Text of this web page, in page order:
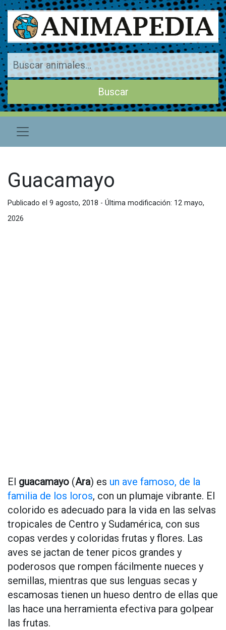
Guacamayo
Publicado el 9 agosto, 2018 - Última modificación: 12 mayo,
2026
El guacamayo (Ara) es un ave famoso, de la
familia de los loros, con un plumaje vibrante. El
colorido es adecuado para la vida en las selvas
tropicales de Centro y Sudamérica, con sus
copas verdes y coloridas frutas y flores. Las
aves se jactan de tener picos grandes y
poderosos que rompen fácilmente nueces y
semillas, mientras que sus lenguas secas y
escamosas tienen un hueso dentro de ellas que
las hace una herramienta efectiva para golpear
las frutas.